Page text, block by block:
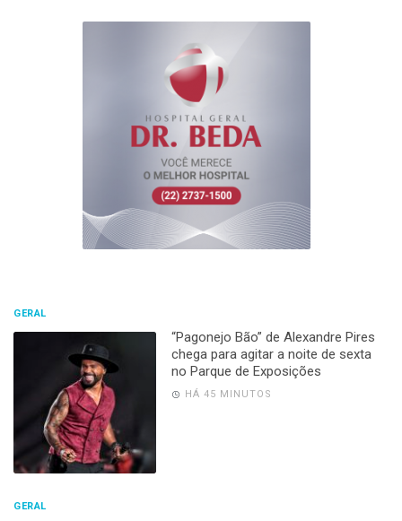
GERAL
“Pagonejo Bão” de Alexandre Pires
chega para agitar a noite de sexta
no Parque de Exposições
HÁ 45 MINUTOS
GERAL